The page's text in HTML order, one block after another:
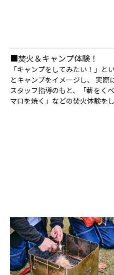
■焚火＆キャンプ体験！
「キャンプをしてみたい！」と
とキャンプをイメージし、 実際
スタッフ指導のもと、「薪をく
マロを焼く」などの焚火体験を